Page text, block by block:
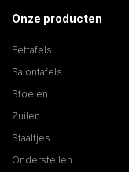
Onze producten
Eettafels
Salontafels
Stoelen
Zuilen
Staaltjes
Onderstellen